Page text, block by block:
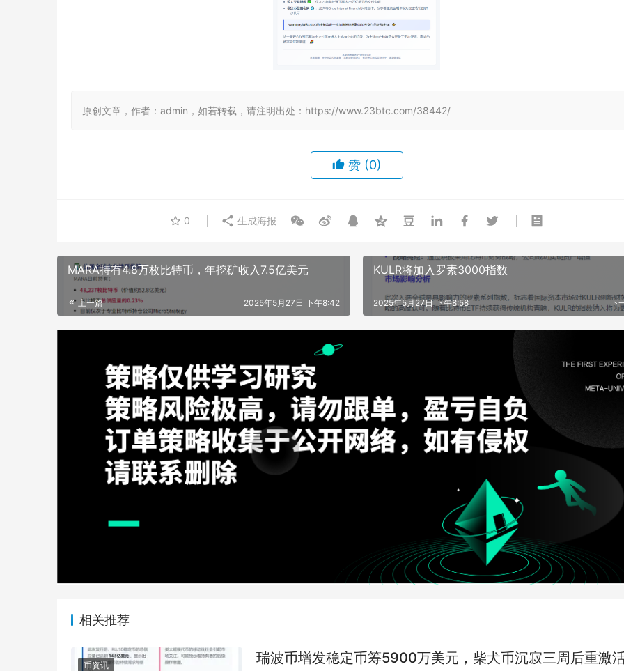
原创文章，作者：admin，如若转载，请注明出处：https://www.23btc.com/38442/
赞 (0)
0 生成海报
MARA持有4.8万枚比特币，年挖矿收入7.5亿美元
上一篇 2025年5月27日 下午8:42
KULR将加入罗素3000指数
下
2025年5月27日 下午8:58
相关推荐
币资讯 瑞波币增发稳定币筹5900万美元，柴犬币沉寂三周后重激